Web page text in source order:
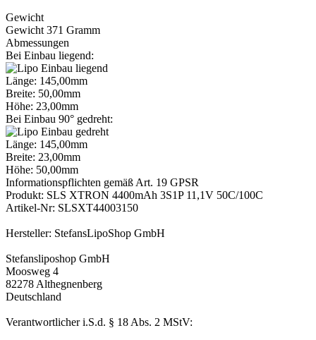
Gewicht
Gewicht 371 Gramm
Abmessungen
Bei Einbau liegend:
Länge: 145,00mm
Breite: 50,00mm
Höhe: 23,00mm
Bei Einbau 90° gedreht:
Länge: 145,00mm
Breite: 23,00mm
Höhe: 50,00mm
Informationspflichten gemäß Art. 19 GPSR
Produkt: SLS XTRON 4400mAh 3S1P 11,1V 50C/100C
Artikel-Nr: SLSXT44003150
Hersteller: StefansLipoShop GmbH
Stefansliposhop GmbH
Moosweg 4
82278 Althegnenberg
Deutschland
Verantwortlicher i.S.d. § 18 Abs. 2 MStV: